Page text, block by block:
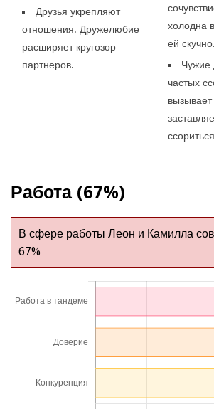
Друзья укрепляют
отношения. Дружелюбие
расширяет кругозор
партнеров.
холодна
ей скучно.
Чужие
частых
вызывает
Работа (67%)
В сфере работы Леон и Камилла
67%